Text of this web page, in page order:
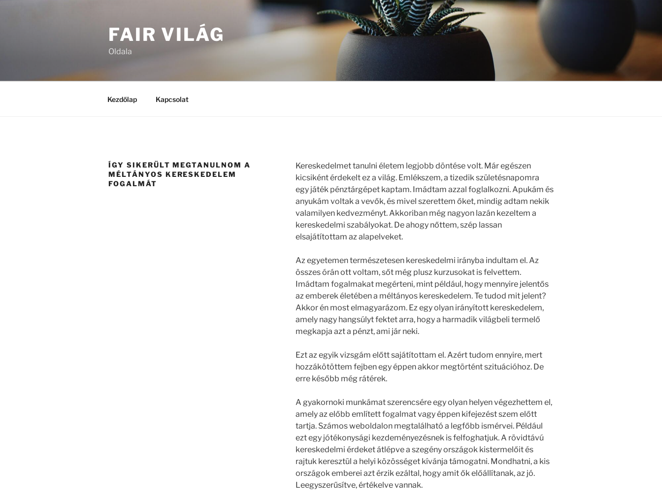
FAIR VILÁG
Oldala
Kezdőlap Kapcsolat
ÍGY SIKERÜLT MEGTANULNOM A
MÉLTÁNYOS KERESKEDELEM
FOGALMÁT
Kereskedelmet tanulni életem legjobb döntése volt. Már egészen
kicsiként érdekelt ez a világ. Emlékszem, a tizedik születésnapomra
egy játék pénztárgépet kaptam. Imádtam azzal foglalkozni. Apukám és
anyukám voltak a vevők, és mivel szerettem őket, mindig adtam nekik
valamilyen kedvezményt. Akkoriban még nagyon lazán kezeltem a
kereskedelmi szabályokat. De ahogy nőttem, szép lassan
elsajátítottam az alapelveket.
Az egyetemen természetesen kereskedelmi irányba indultam el. Az
összes órán ott voltam, sőt még plusz kurzusokat is felvettem.
Imádtam fogalmakat megérteni, mint például, hogy mennyire jelentős
az emberek életében a méltányos kereskedelem. Te tudod mit jelent?
Akkor én most elmagyarázom. Ez egy olyan irányított kereskedelem,
amely nagy hangsúlyt fektet arra, hogy a harmadik világbeli termelő
megkapja azt a pénzt, ami jár neki.
Ezt az egyik vizsgám előtt sajátítottam el. Azért tudom ennyire, mert
hozzákötöttem fejben egy éppen akkor megtörtént szituációhoz. De
erre később még rátérek.
A gyakornoki munkámat szerencsére egy olyan helyen végezhettem el,
amely az előbb említett fogalmat vagy éppen kifejezést szem előtt
tartja. Számos weboldalon megtalálható a legfőbb ismérvei. Például
ezt egy jótékonysági kezdeményezésnek is felfoghatjuk. A rövidtávú
kereskedelmi érdeket átlépve a szegény országok kistermelőit és
rajtuk keresztül a helyi közösséget kívánja támogatni. Mondhatni, a kis
országok emberei azt érzik ezáltal, hogy amit ők előállítanak, az jó.
Leegyszerűsítve, értékelve vannak.